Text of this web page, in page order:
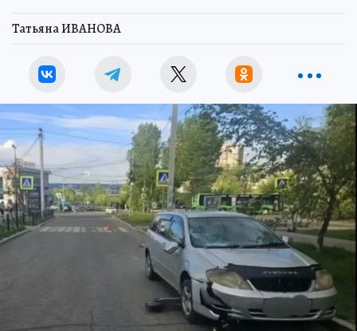
Татьяна ИВАНОВА